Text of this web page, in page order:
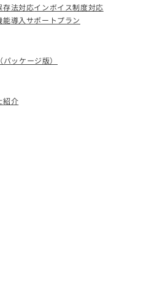
存法対応インボイス制度対応
能導入サポートプラン
ッケージ版）
紹介